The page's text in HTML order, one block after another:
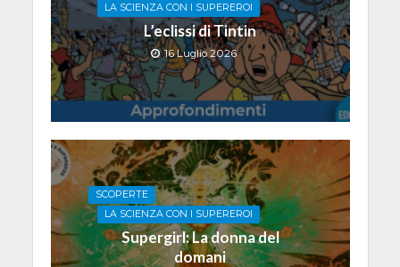
LA SCIENZA CON I SUPEREROI
L’eclissi di Tintin
16 Luglio 2026
SCOPERTE
LA SCIENZA CON I SUPEREROI
Supergirl: La donna del
domani